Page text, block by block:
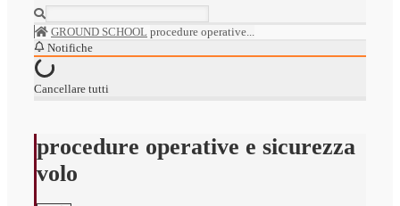
GROUND SCHOOL procedure operative...
Notifiche
Cancellare tutti
procedure operative e sicurezza
volo